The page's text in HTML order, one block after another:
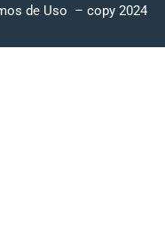
de Uso – copy 2024